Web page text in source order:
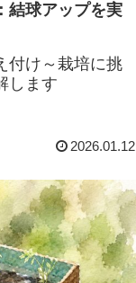
結球アップを実
付け～栽培に挑
します
2026.01.12